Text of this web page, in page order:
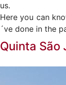
us.
Here you can
´ve done in the
Quinta São